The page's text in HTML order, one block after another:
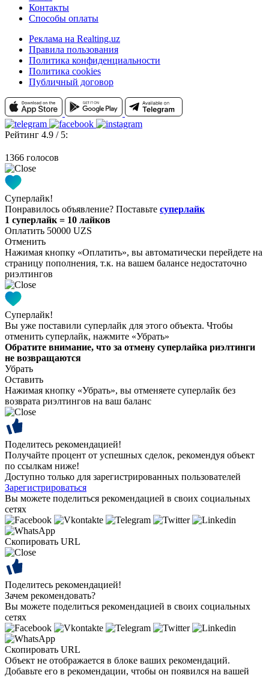
Контакты
Способы оплаты
Реклама на Realting.uz
Правила пользования
Политика конфиденциальности
Политика cookies
Публичный договор
Рейтинг 4.9 / 5:
1366 голосов
Суперлайк!
Понравилось объявление? Поставьте суперлайк
1 суперлайк = 10 лайков
Оплатить 50000 UZS
Отменить
Нажимая кнопку «Оплатить», вы автоматически перейдете на
страницу пополнения, т.к. на вашем балансе недостаточно
риэлтингов
Суперлайк!
Вы уже поставили суперлайк для этого объекта. Чтобы
отменить суперлайк, нажмите «Убрать»
Обратите внимание, что за отмену суперлайка риэлтинги
не возвращаются
Убрать
Оставить
Нажимая кнопку «Убрать», вы отменяете суперлайк без
возврата риэлтингов на ваш баланс
Поделитесь рекомендацией!
Получайте процент от успешных сделок, рекомендуя объект
по ссылкам ниже!
Доступно только для зарегистрированных пользователей
Зарегистрироваться
Вы можете поделиться рекомендацией в своих социальных
сетях
Скопировать URL
Поделитесь рекомендацией!
Зачем рекомендовать?
Вы можете поделиться рекомендацией в своих социальных
сетях
Скопировать URL
Объект не отображается в блоке ваших рекомендаций.
Добавьте его в рекомендации, чтобы он появился на вашей